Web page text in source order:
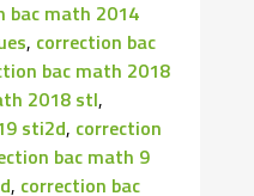
bac math 2014
, correction bac
bac math 2018
2018 stl,
sti2d, correction
bac math 9
, correction bac